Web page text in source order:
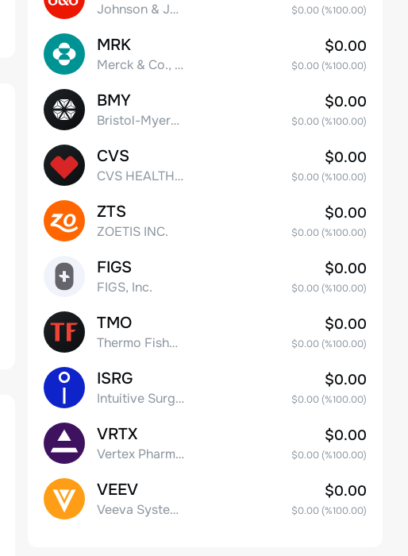
Johnson & Johnson $0.00(%100.00)
MRK
Merck & Co., Inc.
$0.00
$0.00(%100.00)
BMY
Bristol-Myers Squibb Co.
$0.00
$0.00(%100.00)
CVS
CVS HEALTH CORPORATION
$0.00
$0.00(%100.00)
ZTS
ZOETIS INC.
$0.00
$0.00(%100.00)
FIGS
FIGS, Inc.
$0.00
$0.00(%100.00)
TMO
Thermo Fisher Scientific, Inc.
$0.00
$0.00(%100.00)
ISRG
Intuitive Surgical Inc.
$0.00
$0.00(%100.00)
VRTX
Vertex Pharmaceuticals Inc
$0.00
$0.00(%100.00)
VEEV
Veeva Systems Inc.
$0.00
$0.00(%100.00)